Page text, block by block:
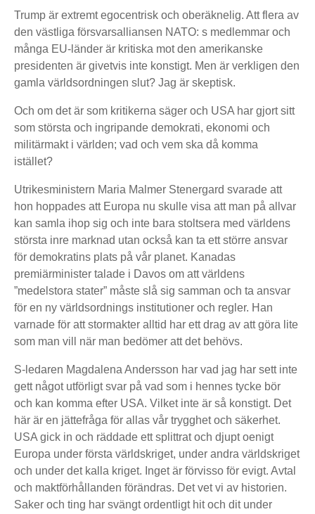
Trump är extremt egocentrisk och oberäknelig. Att flera av
den västliga försvarsalliansen NATO: s medlemmar och
många EU-länder är kritiska mot den amerikanske
presidenten är givetvis inte konstigt. Men är verkligen den
gamla världsordningen slut? Jag är skeptisk.
Och om det är som kritikerna säger och USA har gjort sitt
som största och ingripande demokrati, ekonomi och
militärmakt i världen; vad och vem ska då komma
istället?
Utrikesministern Maria Malmer Stenergard svarade att
hon hoppades att Europa nu skulle visa att man på allvar
kan samla ihop sig och inte bara stoltsera med världens
största inre marknad utan också kan ta ett större ansvar
för demokratins plats på vår planet. Kanadas
premiärminister talade i Davos om att världens
”medelstora stater” måste slå sig samman och ta ansvar
för en ny världsordnings institutioner och regler. Han
varnade för att stormakter alltid har ett drag av att göra lite
som man vill när man bedömer att det behövs.
S-ledaren Magdalena Andersson har vad jag har sett inte
gett något utförligt svar på vad som i hennes tycke bör
och kan komma efter USA. Vilket inte är så konstigt. Det
här är en jättefråga för allas vår trygghet och säkerhet.
USA gick in och räddade ett splittrat och djupt oenigt
Europa under första världskriget, under andra världskriget
och under det kalla kriget. Inget är förvisso för evigt. Avtal
och maktförhållanden förändras. Det vet vi av historien.
Saker och ting har svängt ordentligt hit och dit under